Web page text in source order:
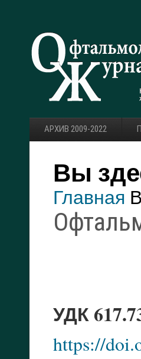
АРХИВ 2009-2022
Вы
Главная
УДК
https://